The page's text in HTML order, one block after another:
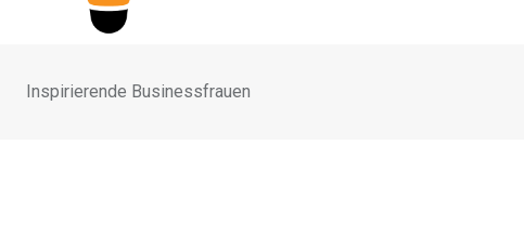
Inspirierende Businessfrauen